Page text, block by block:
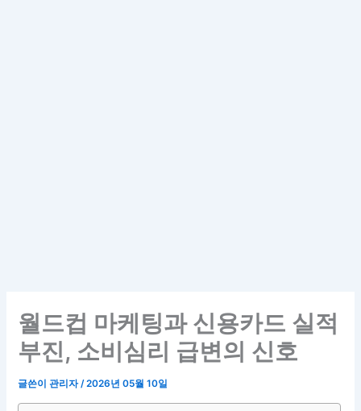
월드컵 마케팅과 신용카드 실적
부진, 소비심리 급변의 신호
글쓴이관리자/2026년 05월 10일